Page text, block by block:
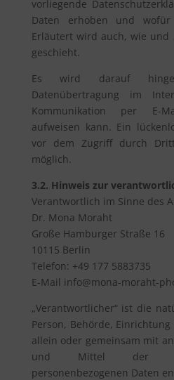
vorliegende
Daten erhoben und
Erläutert wird auch, wie und
geschieht.
Es wird darauf
Datenübertragung im
Kommunikation per E-
aufweisen kann. Ein
vor dem Zugriff durch
möglich.
3.2. Hinweis zur
Verantwortlich im Sinne des
Dr. Mona Moraht
Große Hamburger Straße 16
10115 Berlin
Telefon: +49 177 5883735
E-Mail info@mona-moraht-
„Verantwortlicher“ ist die
Person, Behörde,
allein oder gemeinsam mit
und Mittel der
personenbezogenen Daten